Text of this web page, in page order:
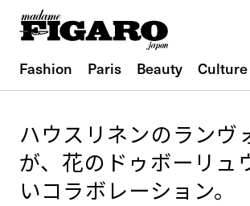
Fashion Paris Beauty Culture
ハウスリネンのランヴ
が、花のドゥボーリュ
いコラボレーション。